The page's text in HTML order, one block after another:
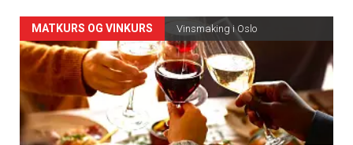
Forsiden
akkurat
nå
-
MATKURS OG VINKURS Vinsmaking i Oslo